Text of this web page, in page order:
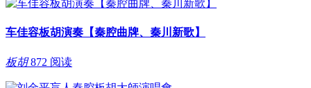
车佳容板胡演奏【秦腔曲牌、秦川新歌】
板胡 872 阅读